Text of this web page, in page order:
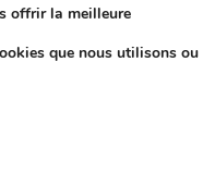
offrir la meilleure
que nous utilisons ou